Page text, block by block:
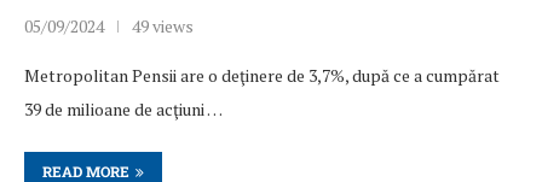
05/09/2024 49 views
Metropolitan Pensii are o deţinere de 3,7%, după ce a cumpărat
39 de milioane de acţiuni …
READ MORE